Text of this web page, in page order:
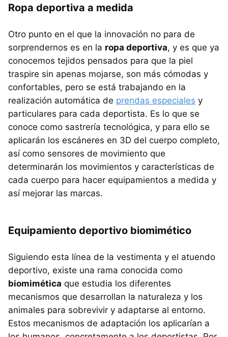
Ropa deportiva a medida
Otro punto en el que la innovación no para de
sorprendernos es en la ropa deportiva, y es que ya
conocemos tejidos pensados para que la piel
traspire sin apenas mojarse, son más cómodas y
confortables, pero se está trabajando en la
realización automática de prendas especiales y
particulares para cada deportista. Es lo que se
conoce como sastrería tecnológica, y para ello se
aplicarán los escáneres en 3D del cuerpo completo,
así como sensores de movimiento que
determinarán los movimientos y características de
cada cuerpo para hacer equipamientos a medida y
así mejorar las marcas.
Equipamiento deportivo biomimético
Siguiendo esta línea de la vestimenta y el atuendo
deportivo, existe una rama conocida como
biomimética que estudia los diferentes
mecanismos que desarrollan la naturaleza y los
animales para sobrevivir y adaptarse al entorno.
Estos mecanismos de adaptación los aplicarían a